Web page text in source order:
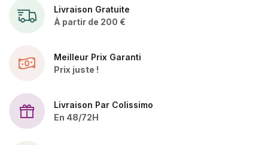
Livraison Gratuite
À partir de 200 €
Meilleur Prix Garanti
Prix juste !
Livraison Par Colissimo
En 48/72H